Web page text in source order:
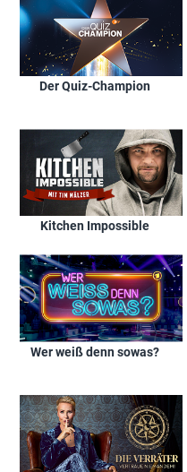
Der Quiz-Champion
Kitchen Impossible
Wer weiß denn sowas?